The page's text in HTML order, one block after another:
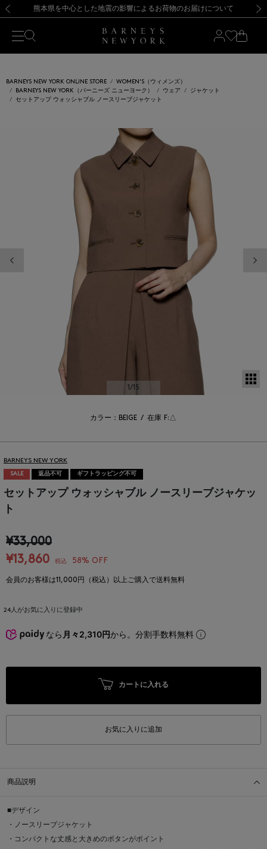
新規登録のお客様も対象！＜MY BARNEYS＞会員のお客様は11,000円（税込）以上のお買上げで常時送料無料！お買い物の際は会員登録を！
【夏季休業に伴う返品・交換承り一時停止のお知らせ】（2026.8.5）
熊本県を中心とした地震の影響によるお荷物のお届けについて
【開催中】SUMMER SALEのご案内・ご注意事項 新規登録のお客様も対象！＜MY BARNEYS＞会員のお客様は11,000円（税込）以上のお買上げで常時送料無料！お買い物の際は会員登録を！
【夏季休業に伴う返品・交換承り一時停止のお知らせ】（2026.8.5）
BARNEYS NEW YORK ONLINE STORE
WOMEN'S（ウィメンズ）
BARNEYS NEW YORK（バーニーズ ニューヨーク）
ウェア
ジャケット
セットアップ ウォッシャブル ノースリーブジャケット
1/15
カラー：BEIGE / 在庫 F:△
BARNEYS NEW YORK
SALE 返品不可 ギフトラッピング不可
セットアップ ウォッシャブル ノースリーブジャケッ
ト
¥33,000
¥13,860
税込 58% OFF
会員のお客様は11,000円（税込）以上ご購入で送料無料
24人がお気に入りに登録中
なら 月々2,310円から。分割手数料無料
カートに入れる
お気に入りに追加
商品説明
■デザイン
・ノースリーブジャケット
・コンパクトな丈感と大きめのボタンがポイント